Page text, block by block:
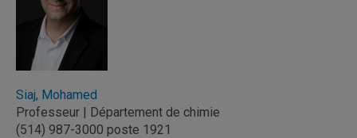
Siaj, Mohamed
Professeur | Département de chimie
(514) 987-3000 poste 1921